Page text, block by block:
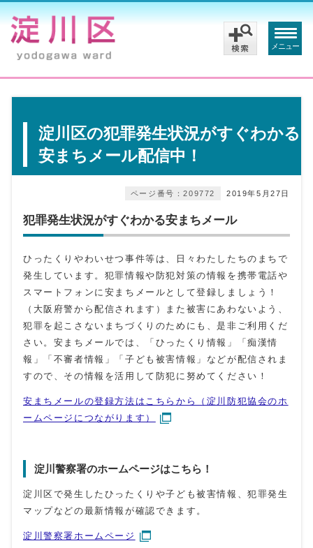
メニュー
淀川区の犯罪発生状況がすぐわかる
安まちメール配信中！
2019年5月27日
ページ番号：209772
犯罪発生状況がすぐわかる安まちメール
ひったくりやわいせつ事件等は、日々わたしたちのまちで
発生しています。犯罪情報や防犯対策の情報を携帯電話や
スマートフォンに安まちメールとして登録しましょう！
（大阪府警から配信されます）また被害にあわないよう、
犯罪を起こさないまちづくりのためにも、是非ご利用くだ
さい。安まちメールでは、「ひったくり情報」「痴漢情
報」「不審者情報」「子ども被害情報」などが配信されま
すので、その情報を活用して防犯に努めてください！
安まちメールの登録方法はこちらから（淀川防犯協会のホ
ームページにつながります）
淀川警察署のホームページはこちら！
淀川区で発生したひったくりや子ども被害情報、犯罪発生
マップなどの最新情報が確認できます。
淀川警察署ホームページ